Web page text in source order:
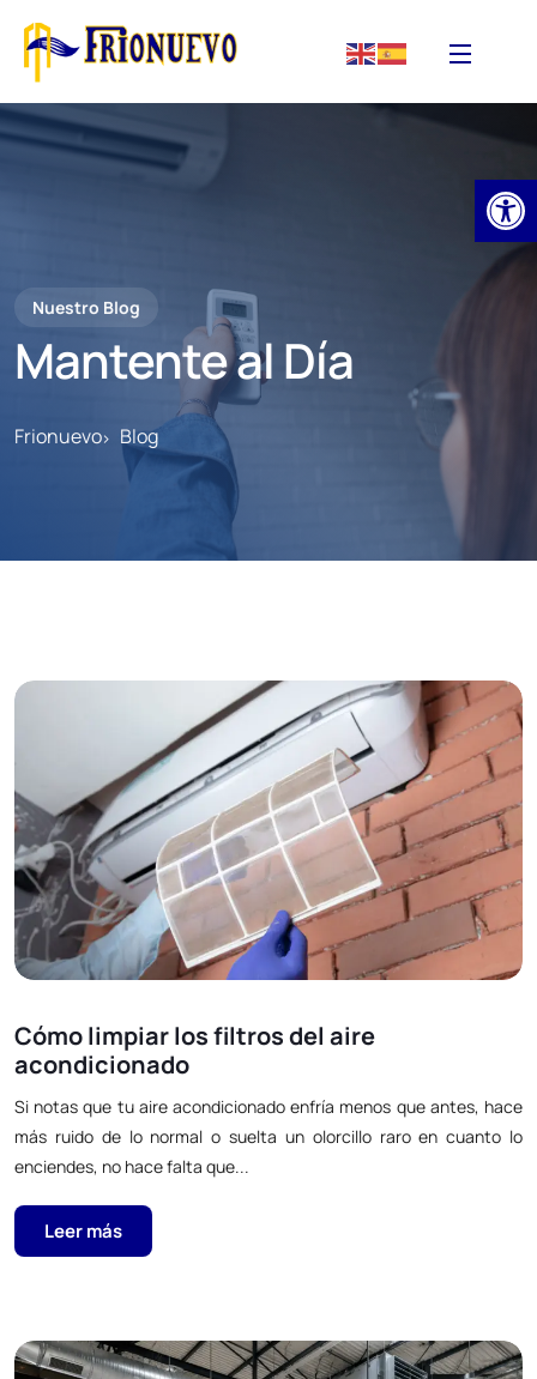
Nuestro Blog
Mantente al Día
Frionuevo Blog
Cómo limpiar los filtros del aire
acondicionado
Si notas que tu aire acondicionado enfría menos que antes, hace
más ruido de lo normal o suelta un olorcillo raro en cuanto lo
enciendes, no hace falta que...
Leer más